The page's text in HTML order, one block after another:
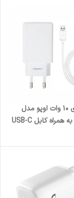
شارژر دیواری 10 وات اوپو مدل